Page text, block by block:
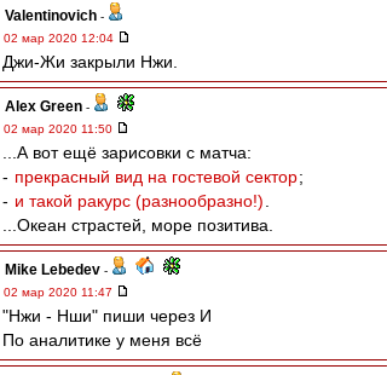
Valentinovich -
02 мар 2020 12:04
Джи-Жи закрыли Нжи.
Alex Green -
02 мар 2020 11:50
...А вот ещё зарисовки с матча:
- прекрасный вид на гостевой сектор;
- и такой ракурс (разнообразно!)
...Океан страстей, море позитива.
Mike Lebedev -
02 мар 2020 11:47
"Нжи - Нши" пиши через И
По аналитике у меня всё